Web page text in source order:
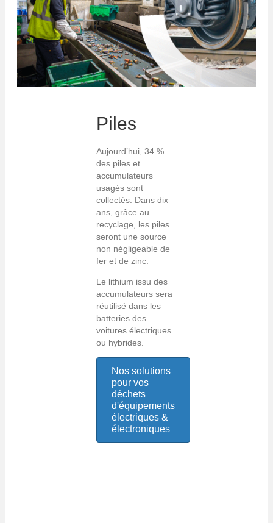
Piles
Aujourd’hui, 34 %
des piles et
accumulateurs
usagés sont
collectés. Dans dix
ans, grâce au
recyclage, les piles
seront une source
non négligeable de
fer et de zinc.
Le lithium issu des
accumulateurs sera
réutilisé dans les
batteries des
voitures électriques
ou hybrides.
Nos solutions
pour vos
déchets
d'équipements
électriques &
électroniques